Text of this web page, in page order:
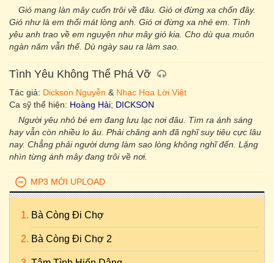
Gió mang làn mây cuốn trôi về đâu. Gió ơi đừng xa chốn đây.
Gió như là em thổi mát lòng anh. Gió ơi đừng xa nhé em. Tình
yêu anh trao về em nguyện như mây gió kia. Cho dù qua muôn
ngàn năm vẫn thế. Dù ngày sau ra làm sao.
Tình Yêu Không Thể Phá Vỡ
Tác giả: Dickson Nguyễn & Nhạc Hoa Lời Việt
Ca sỹ thể hiện: Hoàng Hải; DICKSON
Người yêu nhỏ bé em đang lưu lạc nơi đâu. Tìm ra ánh sáng
hay vẫn còn nhiều lo âu. Phải chăng anh đã nghĩ suy tiêu cực lâu
nay. Chẳng phải người dưng làm sao lòng không nghĩ đến. Lặng
nhìn từng ánh mây đang trôi về nơi.
MP3 MỚI UPLOAD
Bà Còng Đi Chợ
Bà Còng Đi Chợ 2